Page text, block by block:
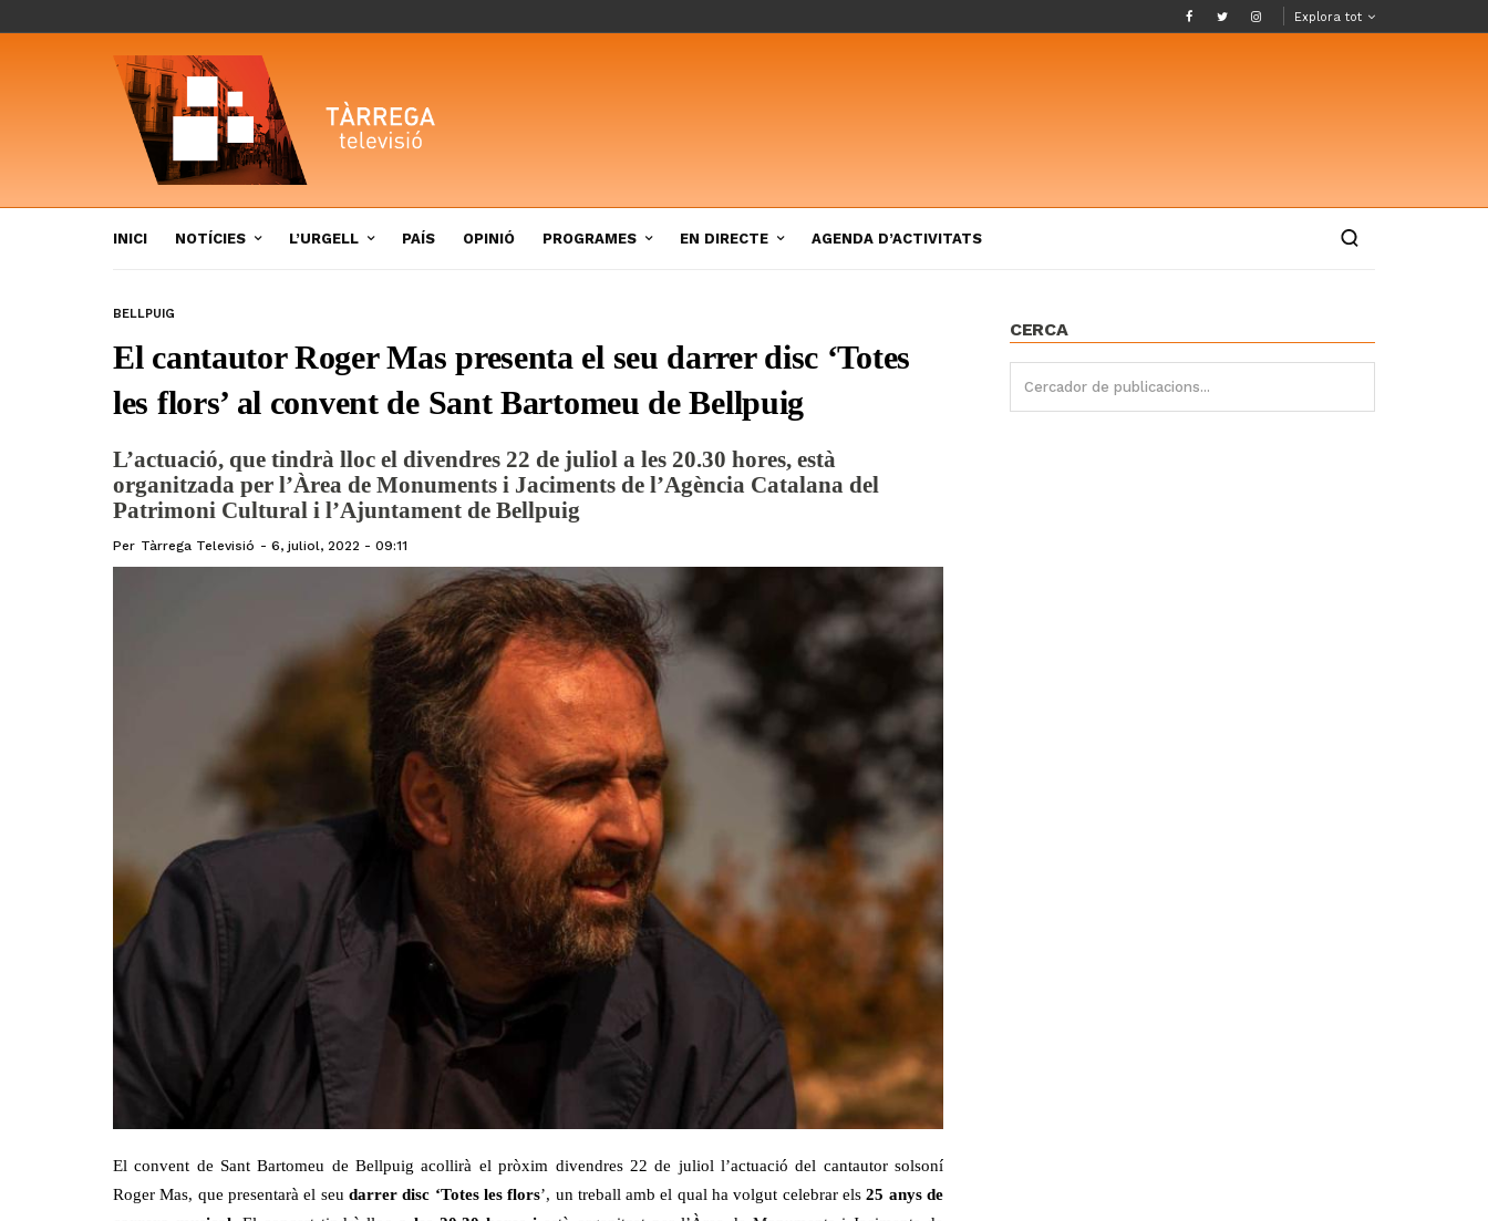
Explora tot
INICI NOTÍCIES L’URGELL PAÍS OPINIÓ PROGRAMES EN DIRECTE AGENDA D’ACTIVITATS
BELLPUIG
El cantautor Roger Mas presenta el seu darrer disc ‘Totes
les flors’ al convent de Sant Bartomeu de Bellpuig
L’actuació, que tindrà lloc el divendres 22 de juliol a les 20.30 hores, està
organitzada per l’Àrea de Monuments i Jaciments de l’Agència Catalana del
Patrimoni Cultural i l’Ajuntament de Bellpuig
Per Tàrrega Televisió 6, juliol, 2022 - 09:11
El convent de Sant Bartomeu de Bellpuig acollirà el pròxim divendres 22 de juliol l’actuació del cantautor solsoní
Roger Mas, que presentarà el seu darrer disc ‘Totes les flors’, un treball amb el qual ha volgut celebrar els25 anys de
CERCA